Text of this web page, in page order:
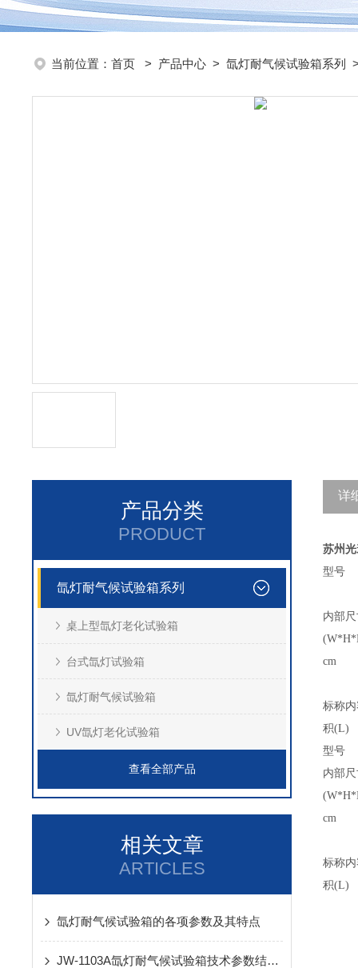
当前位置： 首页 > 产品中心 > 氙灯耐气候试验箱系列
产品分类
PRODUCT
氙灯耐气候试验箱系列
桌上型氙灯老化试验箱
台式氙灯试验箱
氙灯耐气候试验箱
UV氙灯老化试验箱
查看全部产品
相关文章
ARTICLES
氙灯耐气候试验箱的各项参数及其特点
JW-1103A氙灯耐气候试验箱技术参数结构特点
详
苏州
型号
内部
cm
标称
积(L)
型号
内部
cm
标称
积(L)